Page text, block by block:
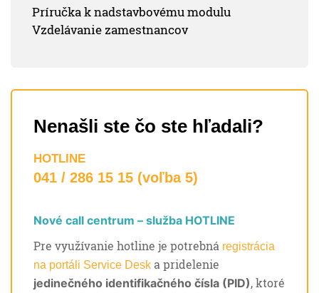
Príručka k nadstavbovému modulu
Vzdelávanie zamestnancov
Nenašli ste čo ste hľadali?
HOTLINE
041 / 286 15 15 (voľba 5)
Nové call centrum – služba HOTLINE
Pre využívanie hotline je potrebná registrácia
na portáli Service Desk a pridelenie
jedinečného identifikačného čísla (PID), ktoré